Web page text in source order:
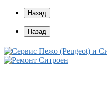
Назад
Назад